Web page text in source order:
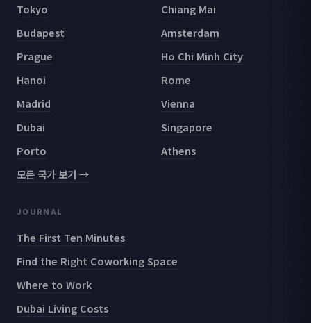
Tokyo
Chiang Mai
Budapest
Amsterdam
Prague
Ho Chi Minh City
Hanoi
Rome
Madrid
Vienna
Dubai
Singapore
Porto
Athens
모든 국가 보기 →
JOURNAL
The First Ten Minutes
Find the Right Coworking Space
Where to Work
Dubai Living Costs